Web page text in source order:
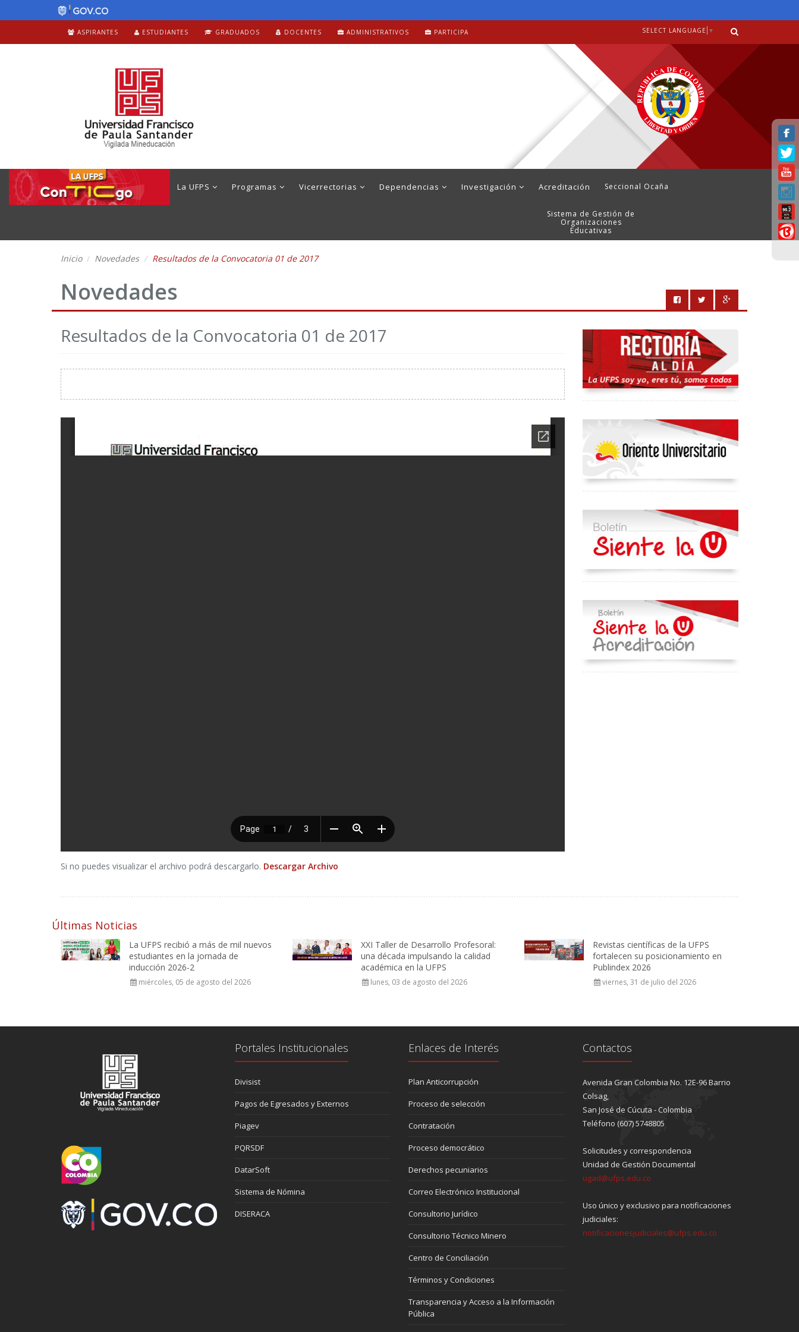
ASPIRANTES ESTUDIANTES GRADUADOS DOCENTES ADMINISTRATIVOS PARTICIPA SELECT LANGUAGE ▼
La UFPS Programas Vicerrectorias Dependencias Investigación Acreditación Seccional Ocaña
Sistema de Gestión de
Organizaciones
Educativas
Inicio Novedades Resultados de la Convocatoria 01 de 2017
Novedades
Resultados de la Convocatoria 01 de 2017
Si no puedes visualizar el archivo podrá descargarlo. Descargar Archivo
Últimas Noticias
La UFPS recibió a más de mil nuevos
estudiantes en la jornada de
inducción 2026-2
miércoles, 05 de agosto del 2026
XXI Taller de Desarrollo Profesoral:
una década impulsando la calidad
académica en la UFPS
lunes, 03 de agosto del 2026
Revistas científicas de la UFPS
fortalecen su posicionamiento en
Publindex 2026
viernes, 31 de julio del 2026
Portales Institucionales
Divisist
Pagos de Egresados y Externos
Piagev
PQRSDF
DatarSoft
Sistema de Nómina
DISERACA
Enlaces de Interés
Plan Anticorrupción
Proceso de selección
Contratación
Proceso democrático
Derechos pecuniarios
Correo Electrónico Institucional
Consultorio Jurídico
Consultorio Técnico Minero
Centro de Conciliación
Términos y Condiciones
Transparencia y Acceso a la Información
Pública
Contactos
Avenida Gran Colombia No. 12E-96 Barrio
Colsag,
San José de Cúcuta - Colombia
Teléfono (607) 5748805
Solicitudes y correspondencia
Unidad de Gestión Documental
ugad@ufps.edu.co
Uso único y exclusivo para notificaciones
judiciales:
notificacionesjudiciales@ufps.edu.co